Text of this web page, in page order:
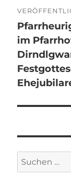
im
Suchen
nach: